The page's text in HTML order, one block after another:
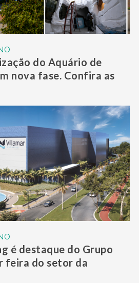
do Aquário de
nova fase. Confira as
é destaque do Grupo
feira do setor da